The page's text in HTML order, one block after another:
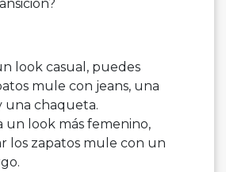
look casual, puedes
mule con jeans, una
una chaqueta.
un look más femenino,
los zapatos mule con un